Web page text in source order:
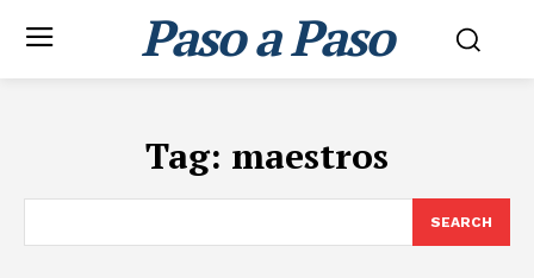
Paso a Paso
Tag: maestros
SEARCH